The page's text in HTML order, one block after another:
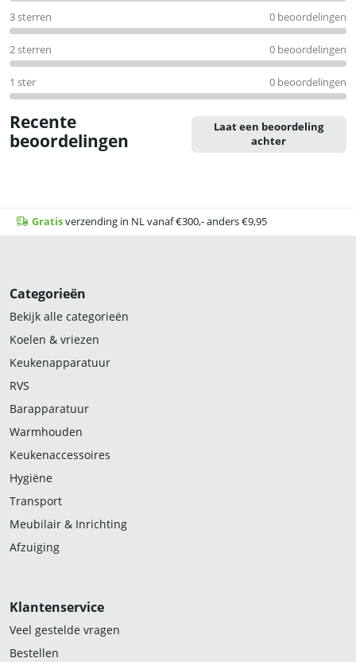
3 sterren 0 beoordelingen
2 sterren 0 beoordelingen
1 ster 0 beoordelingen
Recente
beoordelingen
Laat een beoordeling
achter
Gratisverzending in NL vanaf €300,- anders €9,95
Categorieën
Bekijk alle categorieën
Koelen & vriezen
Keukenapparatuur
RVS
Barapparatuur
Warmhouden
Keukenaccessoires
Hygiëne
Transport
Meubilair & Inrichting
Afzuiging
Klantenservice
Veel gestelde vragen
Bestellen